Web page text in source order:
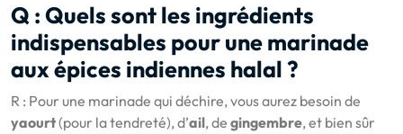
Q : Quels sont les ingrédients
indispensables pour une marinade
aux épices indiennes halal ?
R : Pour une marinade qui déchire, vous aurez besoin de
yaourt(pour la tendreté), d’ail, de gingembre, et bien sûr